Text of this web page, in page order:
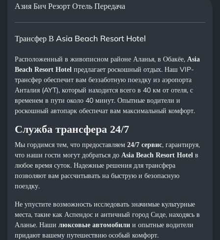
Азия Бич Резорт Отель Передача
Трансфер В Asia Beach Resort Hotel
Расположенный в живописном районе Аланья, в Обакёе,Asia
Beach Resort Hotel предлагает роскошный отдых. Наш VIP-
трансфер обеспечит вам беззаботную поездку из аэропорта
Анталия (AYT), который находится всего в 40 км от отеля, с
временем в пути около 40 минут. Опытные водители и
роскошный автопарк обеспечат вам максимальный комфорт.
Служба трансфера 24/7
Мы гордимся тем, что предоставляем24/7 сервис, гарантируя,
что наши гости могут добраться доAsia Beach Resort Hotel в
любое время суток. Надежные решения для трансфера
позволяют вам рассчитывать на быструю и безопасную
поездку.
Не упустите возможность исследовать значимые культурные
места, такие как Аспендос и античный город Сиде, находясь в
Аланье. Нашилюксовые автомобили и опытные водители
придают вашему путешествию особый комфорт.